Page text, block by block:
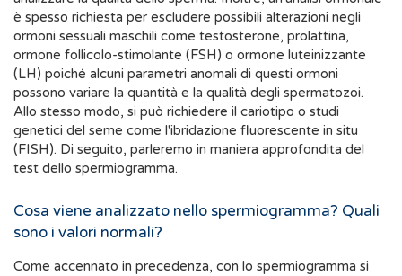
è spesso richiesta per escludere possibili alterazioni negli
ormoni sessuali maschili come testosterone, prolattina,
ormone follicolo-stimolante (FSH) o ormone luteinizzante
(LH) poiché alcuni parametri anomali di questi ormoni
possono variare la quantità e la qualità degli spermatozoi.
Allo stesso modo, si può richiedere il cariotipo o studi
genetici del seme come l'ibridazione fluorescente in situ
(FISH). Di seguito, parleremo in maniera approfondita del
test dello spermiogramma.
Cosa viene analizzato nello spermiogramma? Quali
sono i valori normali?
Come accennato in precedenza, con lo spermiogramma si